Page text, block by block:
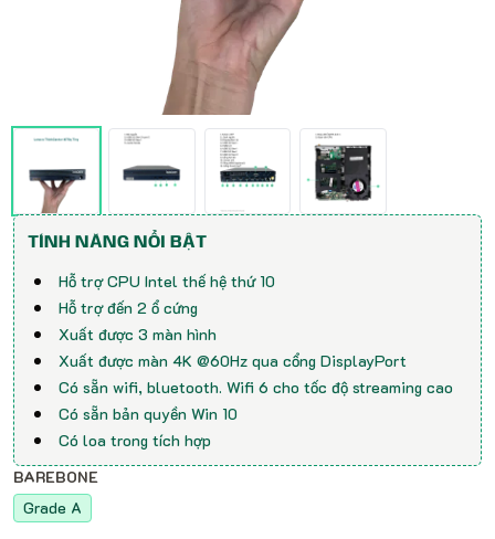
TÍNH NĂNG NỔI BẬT
Hỗ trợ CPU Intel thế hệ thứ 10
Hỗ trợ đến 2 ổ cứng
Xuất được 3 màn hình
Xuất được màn 4K @60Hz qua cổng DisplayPort
Có sẵn wifi, bluetooth. Wifi 6 cho tốc độ streaming cao
Có sẵn bản quyền Win 10
Có loa trong tích hợp
BAREBONE
Grade A